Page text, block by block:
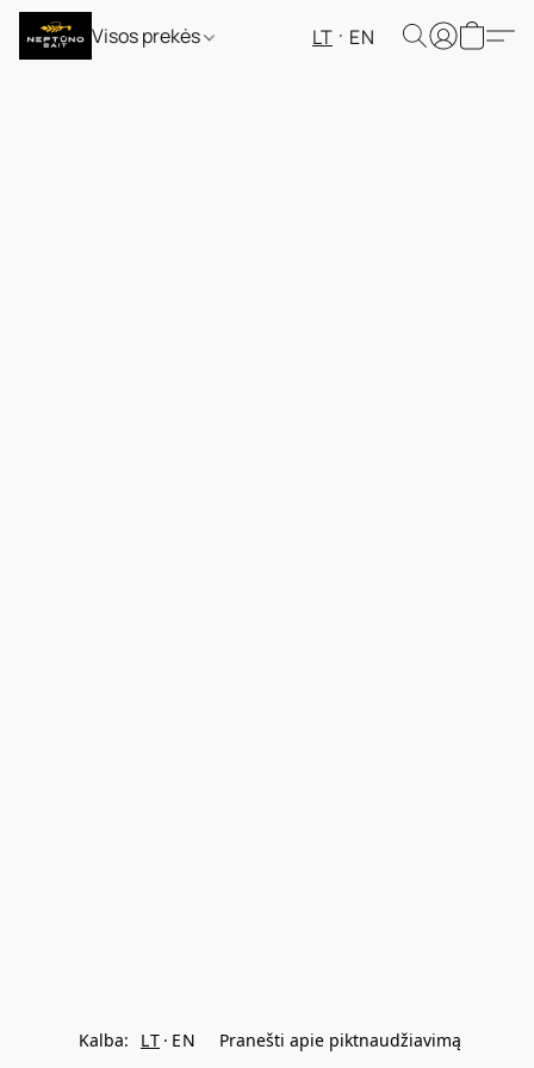
Visos prekės LT EN
Kalba: LT EN Pranešti apie piktnaudžiavimą